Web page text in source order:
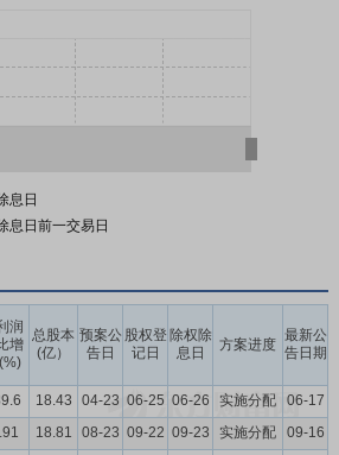
息日
息日前一交易日
润
增
总股本
(亿）
预案公
告日
股权登
记日
除权除
息日
方案进度
最新公
告日期
18.43 04-23 06-25 06-26 实施分配
06-17
18.81 08-23 09-22 09-23 实施分配
09-16